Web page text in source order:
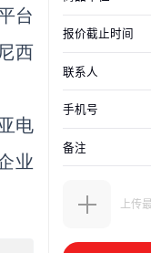
台
西
电
业